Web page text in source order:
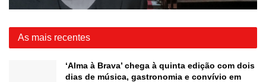
As mais recentes
‘Alma à Brava’ chega à quinta edição com dois
dias de música, gastronomia e convívio em